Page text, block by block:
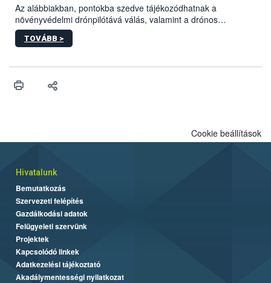
feltételeiről
Az alábbiakban, pontokba szedve tájékozódhatnak a
növényvédelmi drónpilótává válás, valamint a drónos
növényvédelmi és tápanyag-gazdálkodási tevékenység
végzésének legfontosabb feltételeiről*.
TOVÁBB >
Cookie beállítások
Hivatalunk
Bemutatkozás
Szervezeti felépítés
Gazdálkodási adatok
Felügyeleti szervünk
Projektek
Kapcsolódó linkek
Adatkezelési tájékoztató
Akadálymentességi nyilatkozat